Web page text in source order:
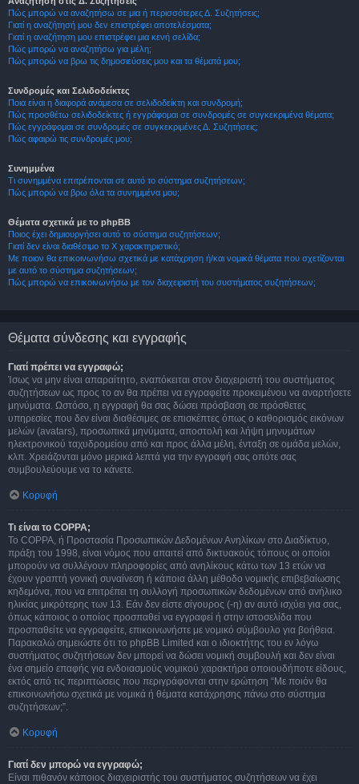
Πώς μπορώ να αναζητήσω σε μια ή περισσότερες Δ. Συζητήσεις;
Γιατί η αναζήτησή μου δεν επιστρέφει αποτελέσματα;
Γιατί η αναζήτηση μου επιστρέφει μια κενή σελίδα;
Πώς μπορώ να αναζητήσω για μέλη;
Πώς μπορώ να βρω τις δημοσιεύσεις μου και τα θέματά μου;
Συνδρομές και Σελιδοδείκτες
Ποια είναι η διαφορά ανάμεσα σε σελιδοδείκτη και συνδρομή;
Πώς προσθέτω σελιδοδείκτες ή εγγράφομαι σε συνδρομές σε συγκεκριμένα θέματα;
Πώς εγγράφομαι σε συνδρομές σε συγκεκριμένες Δ. Συζητήσεις;
Πώς αφαιρώ τις συνδρομές μου;
Συνημμένα
Τι συνημμένα επιτρέπονται σε αυτό το σύστημα συζητήσεων;
Πώς μπορώ να βρω όλα τα συνημμένα μου;
Θέματα σχετικά με το phpBB
Ποιος έχει δημιουργήσει αυτό το σύστημα συζητήσεων;
Γιατί δεν είναι διαθέσιμο το Χ χαρακτηριστικό;
Με ποιον θα επικοινωνήσω σχετικά με κατάχρηση ή/και νομικά θέματα που σχετίζονται
με αυτό το σύστημα συζητήσεων;
Πώς μπορώ να επικοινωνήσω με τον διαχειριστή του συστήματος συζητήσεων;
Θέματα σύνδεσης και εγγραφής
Γιατί πρέπει να εγγραφώ;
Ίσως να μην είναι απαραίτητο, εναπόκειται στον διαχειριστή του συστήματος
συζητήσεων ως προς το αν θα πρέπει να εγγραφείτε προκειμένου να αναρτήσετε
μηνύματα. Ωστόσο, η εγγραφή θα σας δώσει πρόσβαση σε πρόσθετες
υπηρεσίες που δεν είναι διαθέσιμες σε επισκέπτες όπως ο καθορισμός εικόνων
μελών (avatars), προσωπικά μηνύματα, αποστολή και λήψη μηνυμάτων
ηλεκτρονικού ταχυδρομείου από και προς άλλα μέλη, ένταξη σε ομάδα μελών,
κλπ. Χρειάζονται μόνο μερικά λεπτά για την εγγραφή σας οπότε σας
συμβουλεύουμε να το κάνετε.
Κορυφή
Τι είναι το COPPA;
Το COPPA, ή Προστασία Προσωπικών Δεδομένων Ανηλίκων στο Διαδίκτυο,
πράξη του 1998, είναι νόμος που απαιτεί από δικτυακούς τόπους οι οποίοι
μπορούν να συλλέγουν πληροφορίες από ανηλίκους κάτω των 13 ετών να
έχουν γραπτή γονική συναίνεση ή κάποια άλλη μέθοδο νομικής επιβεβαίωσης
κηδεμόνα, που να επιτρέπει τη συλλογή προσωπικών δεδομένων από ανήλικο
ηλικίας μικρότερης των 13. Εάν δεν είστε σίγουρος (-η) αν αυτό ισχύει για σας,
όπως κάποιος ο οποίος προσπαθεί να εγγραφεί ή στην ιστοσελίδα που
προσπαθείτε να εγγραφείτε, επικοινωνήστε με νομικό σύμβουλο για βοήθεια.
Παρακαλώ σημειώστε ότι το phpBB Limited και ο ιδιοκτήτης του εν λόγω
συστήματος συζητήσεων δεν μπορεί να δώσει νομική συμβουλή και δεν είναι
ένα σημείο επαφής για ενδοιασμούς νομικού χαρακτήρα οποιουδήποτε είδους,
εκτός από τις περιπτώσεις που περιγράφονται στην ερώτηση “Με ποιόν θα
επικοινωνήσω σχετικά με νομικά ή θέματα κατάχρησης πάνω στο σύστημα
συζητήσεων;”.
Κορυφή
Γιατί δεν μπορώ να εγγραφώ;
Είναι πιθανόν κάποιος διαχειριστής του συστήματος συζητήσεων να έχει